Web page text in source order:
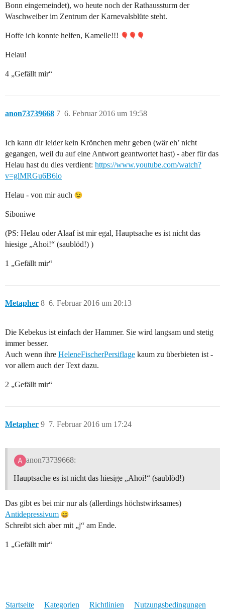
Bonn eingemeindet), wo heute noch der Rathaussturm der
Waschweiber im Zentrum der Karnevalsblüte steht.
Hoffe ich konnte helfen, Kamelle!!!
Helau!
4 „Gefällt mir“
anon73739668 6. Februar 2016 um 19:58
7
Ich kann dir leider kein Krönchen mehr geben (wär eh’ nicht
gegangen, weil du auf eine Antwort geantwortet hast) - aber für das
Helau hast du dies verdient: https://www.youtube.com/watch?
v=glMRGu6B6lo
Helau - von mir auch
Siboniwe
(PS: Helau oder Alaaf ist mir egal, Hauptsache es ist nicht das
hiesige „Ahoi!“ (saublöd!) )
1 „Gefällt mir“
Metapher 6. Februar 2016 um 20:13
8
Die Kebekus ist einfach der Hammer. Sie wird langsam und stetig
immer besser.
Auch wenn ihre HeleneFischerPersiflage kaum zu überbieten ist -
vor allem auch der Text dazu.
2 „Gefällt mir“
Metapher 7. Februar 2016 um 17:24
9
anon73739668:
Hauptsache es ist nicht das hiesige „Ahoi!“ (saublöd!)
Das gibt es bei mir nur als (allerdings höchstwirksames)
Antidepressivum
Schreibt sich aber mit „j“ am Ende.
1 „Gefällt mir“
Startseite Kategorien Richtlinien Nutzungsbedingungen